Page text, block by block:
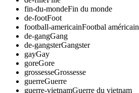
fin-du-mondeFin du monde
de-footFoot
football-americainFootbal américain
de-gangGang
de-gangsterGangster
gayGay
goreGore
grossesseGrossesse
guerreGuerre
guerre-vietnamGuerre du vietnam